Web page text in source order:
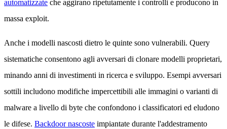
automatizzate che aggirano ripetutamente i controlli e producono in
massa exploit.
Anche i modelli nascosti dietro le quinte sono vulnerabili. Query
sistematiche consentono agli avversari di clonare modelli proprietari,
minando anni di investimenti in ricerca e sviluppo. Esempi avversari
sottili includono modifiche impercettibili alle immagini o varianti di
malware a livello di byte che confondono i classificatori ed eludono
le difese. Backdoor nascoste impiantate durante l'addestramento